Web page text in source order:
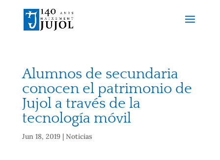
Alumnos de secundaria
conocen el patrimonio de
Jujol a través de la
tecnología móvil
Jun 18, 2019| Noticias